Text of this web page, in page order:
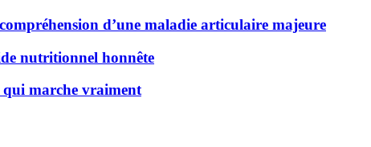
d’une maladie articulaire majeure
nutritionnel honnête
qui marche vraiment